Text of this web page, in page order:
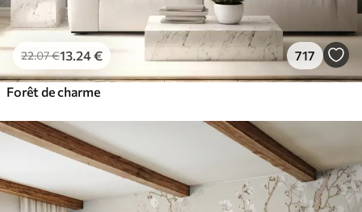
22.07€13 .24€ 717
Forêt de charme